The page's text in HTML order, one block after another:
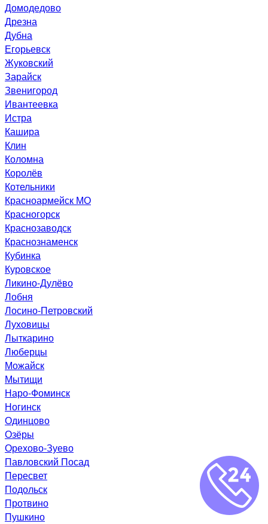
Домодедово
Дрезна
Дубна
Егорьевск
Жуковский
Зарайск
Звенигород
Ивантеевка
Истра
Кашира
Клин
Коломна
Королёв
Котельники
Красноармейск МО
Красногорск
Краснозаводск
Краснознаменск
Кубинка
Куровское
Ликино-Дулёво
Лобня
Лосино-Петровский
Луховицы
Лыткарино
Люберцы
Можайск
Мытищи
Наро-Фоминск
Ногинск
Одинцово
Озёры
Орехово-Зуево
Павловский Посад
Пересвет
Подольск
Протвино
Пушкино